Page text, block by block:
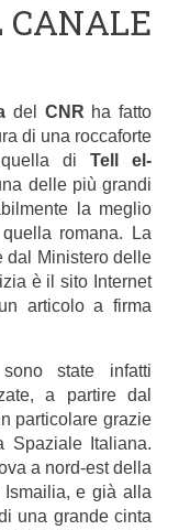
CANALE
del CNR ha fatto
di una roccaforte
di Tell el-
delle più grandi
la meglio
romana. La
dal Ministero delle
è il sito Internet
articolo a firma
state infatti
a partire dal
particolare grazie
Spaziale Italiana.
a nord-est della
e già alla
una grande cinta